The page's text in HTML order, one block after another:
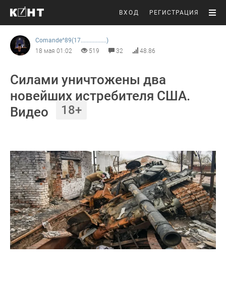
ВХОД РЕГИСТРАЦИЯ
Comande^89(17.................)
18 мая 01:02
519 32 48.86
Силами уничтожены два
новейших истребителя США.
Видео
18+